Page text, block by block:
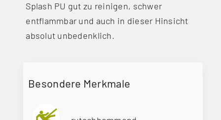
Besondere Merkmale
Splash PU gut zu reinigen, schwer
entflammbar und auch in dieser Hinsicht
absolut unbedenklich.